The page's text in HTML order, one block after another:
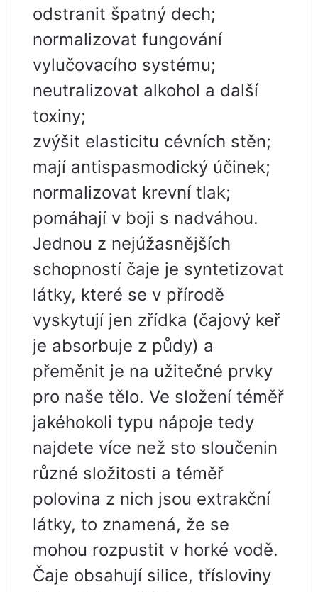
odstranit špatný dech;
normalizovat fungování
vylučovacího systému;
neutralizovat alkohol a další
toxiny;
zvýšit elasticitu cévních stěn;
mají antispasmodický účinek;
normalizovat krevní tlak;
pomáhají v boji s nadváhou.
Jednou z nejúžasnějších
schopností čaje je syntetizovat
látky, které se v přírodě
vyskytují jen zřídka (čajový keř
je absorbuje z půdy) a
přeměnit je na užitečné prvky
pro naše tělo. Ve složení téměř
jakéhokoli typu nápoje tedy
najdete více než sto sloučenin
různé složitosti a téměř
polovina z nich jsou extrakční
látky, to znamená, že se
mohou rozpustit v horké vodě.
Čaje obsahují silice, třísloviny